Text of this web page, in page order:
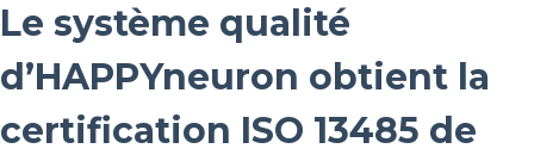
Le système qualité
d’HAPPYneuron obtient la
certification ISO 13485 de